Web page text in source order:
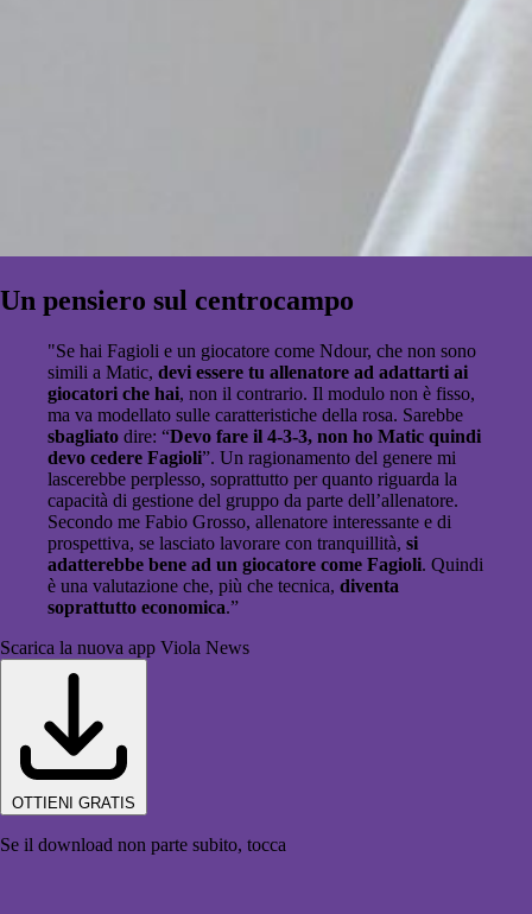
Un pensiero sul centrocampo
"Se hai Fagioli e un giocatore come Ndour, che non sono
simili a Matic, devi essere tu allenatore ad adattarti ai
giocatori che hai, non il contrario. Il modulo non è fisso,
ma va modellato sulle caratteristiche della rosa. Sarebbe
sbagliato dire: “Devo fare il 4-3-3, non ho Matic quindi
devo cedere Fagioli”. Un ragionamento del genere mi
lascerebbe perplesso, soprattutto per quanto riguarda la
capacità di gestione del gruppo da parte dell’allenatore.
Secondo me Fabio Grosso, allenatore interessante e di
prospettiva, se lasciato lavorare con tranquillità, si
adatterebbe bene ad un giocatore come Fagioli. Quindi
è una valutazione che, più che tecnica, diventa
soprattutto economica.”
Scarica la nuova app Viola News
OTTIENI GRATIS
Se il download non parte subito, tocca